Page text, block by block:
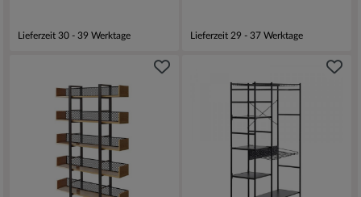
Lieferzeit 30 - 39 Werktage Lieferzeit 29 - 37 Werktage